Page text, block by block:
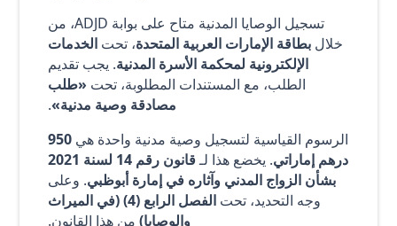
تسجيل الوصايا المدنية متاح على بوابة ADJD، من
خلالبطاقة الإمارات العربية المتحدة، تحتالخدمات
الإلكترونية لمحكمة الأسرة المدنية. يجب تقديم
الطلب، مع المستندات المطلوبة، تحت «طلب
مصادقة وصية مدنية».
الرسوم القياسية لتسجيل وصية مدنية واحدة هي950
درهم إماراتي. يخضع هذا لـ
قانون رقم 14 لسنة 2021
بشأن الزواج المدني وآثاره في إمارة أبوظبي. وعلى
وجه التحديد، تحت
الفصل الرابع (4) (في الميراث
والوصايا) من هذا القانون.